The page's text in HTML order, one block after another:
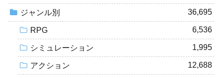
ジャンル別 36,695
RPG 6,536
シミュレーション 1,995
アクション 12,688